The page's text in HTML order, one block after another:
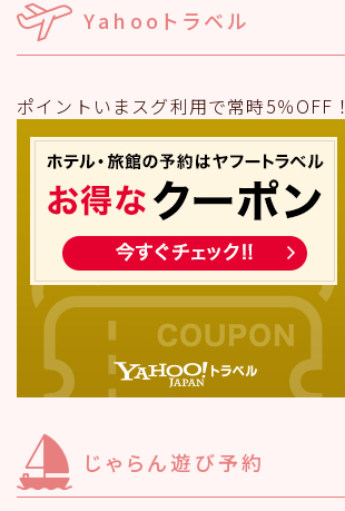
Yahooトラベル
ポイントいまスグ利用で常時5％OFF！
じゃらん遊び予約